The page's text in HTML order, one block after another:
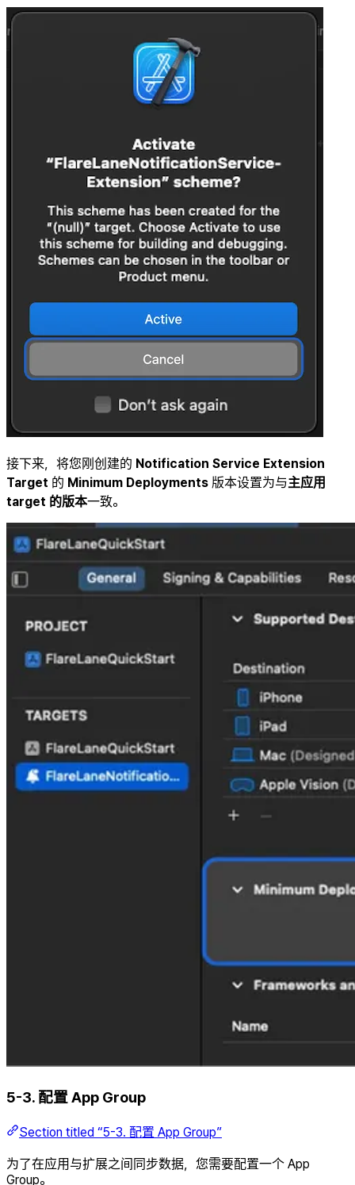
接下来，将您刚创建的 Notification Service Extension
Target 的 Minimum Deployments 版本设置为与主应用
target 的版本一致。
5-3. 配置 App Group
Section titled “5-3. 配置 App Group”
为了在应用与扩展之间同步数据，您需要配置一个 App
Group。